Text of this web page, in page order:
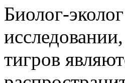
Биолог-
тигров